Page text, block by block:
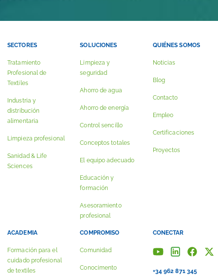
SECTORES
Tratamiento
Profesional de
Textiles
Industria y
distribución
alimentaria
Limpieza profesional
Sanidad & Life
Sciences
SOLUCIONES
Limpieza y
seguridad
Ahorro de agua
Ahorro de energía
Control sencillo
Conceptos totales
El equipo adecuado
Educación y
formación
Asesoramiento
profesional
QUIÉNES SOMOS
Noticias
Blog
Contacto
Empleo
Certificaciones
Proyectos
ACADEMIA
Formación para el
cuidado profesional
de textiles
COMPROMISO
Comunidad
Conocimento
CONECTAR
+34 962 871 345